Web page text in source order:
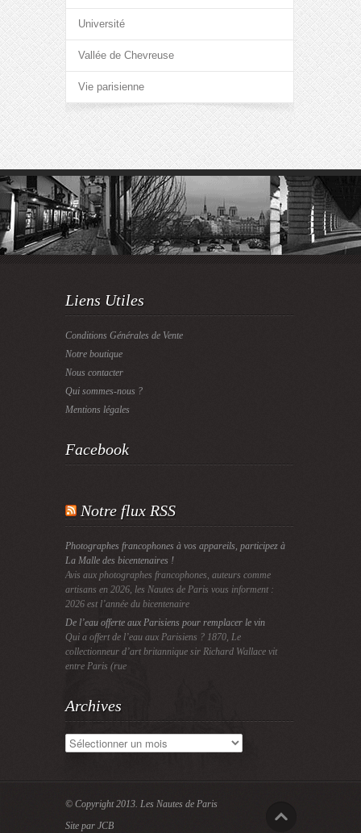
Université
Vallée de Chevreuse
Vie parisienne
Liens Utiles
Conditions Générales de Vente
Notre boutique
Nous contacter
Qui sommes-nous ?
Mentions légales
Facebook
Notre flux RSS
Photographes francophones à vos appareils, participez à
La Malle des bicentenaires !
Avis aux photographes francophones, auteurs comme
artisans en 2026, les Nautes de Paris vous informent :
2026 est l’année du bicentenaire
De l’eau offerte aux Parisiens pour remplacer le vin
Qui a offert de l’eau aux Parisiens ? 1870, Le
collectionneur d’art britannique sir Richard Wallace vit
entre Paris (rue
Archives
Archives
© Copyright 2013. Les Nautes de Paris
Site par JCB